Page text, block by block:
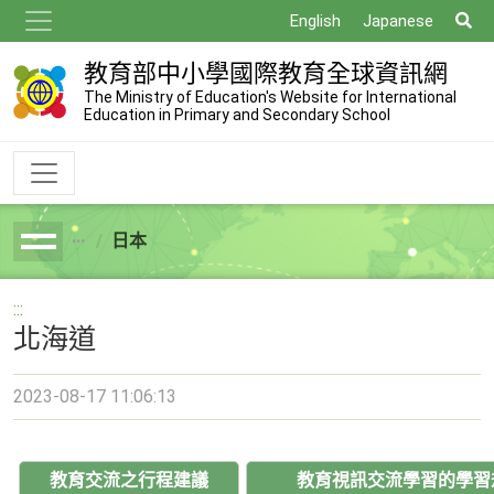
到
主
要
內
English Japanese
尋
教育部中小學國際教育全球資訊網
The Ministry of Education's Website for International
Education in Primary and Secondary School
breadcrumb日本
:::
北海道
2023-08-17 11:06:13
教育交流之行程建議 教育視訊交流學習的學